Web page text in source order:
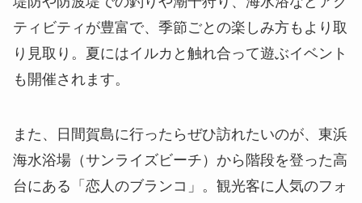
ティビティが豊富で、季節ごとの楽しみ方もより取
り見取り。夏にはイルカと触れ合って遊ぶイベント
も開催されます。
また、日間賀島に行ったらぜひ訪れたいのが、東浜
海水浴場（サンライズビーチ）から階段を登った高
台にある「恋人のブランコ」。観光客に人気のフォ